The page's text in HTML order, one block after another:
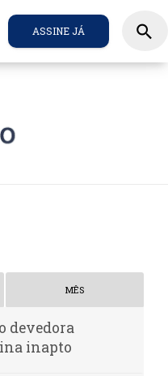
ASSINE JÁ search
MÊS
devedora
inapto